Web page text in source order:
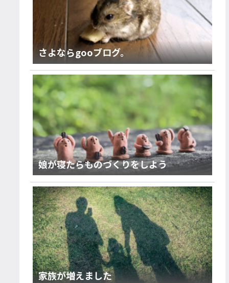
さよならgooブログ。
娘が寝たらものづくりをしよう
家族が増えました